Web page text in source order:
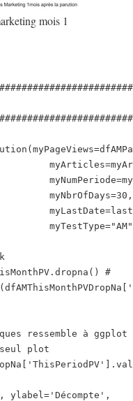
mois 1
myNbrOfDays=30,
#
ressemble à
plot
ylabel='Décompte',